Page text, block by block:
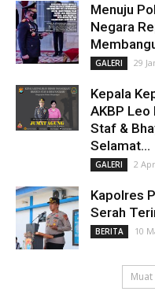
Menuju
Negara
GALERI 29
Kepala
AKBP Leo
Staf &
Selamat...
GALERI 2
Kapolres
Serah
BERITA 10